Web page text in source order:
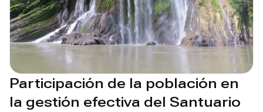
Participación de la población en
la gestión efectiva del Santuario